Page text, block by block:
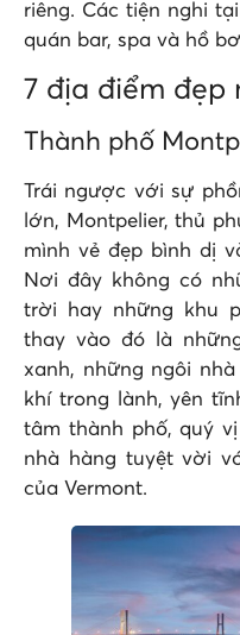
riêng. Các tiện nghi
quán bar, spa và hồ
7 địa điểm đẹp
Thành phố
Trái ngược với sự
lớn, Montpelier, thủ
mình vẻ đẹp bình dị
Nơi đây không có
trời hay những khu
thay vào đó là
xanh, những ngôi
khí trong lành, yên
tâm thành phố, quý
nhà hàng tuyệt vời
của Vermont.